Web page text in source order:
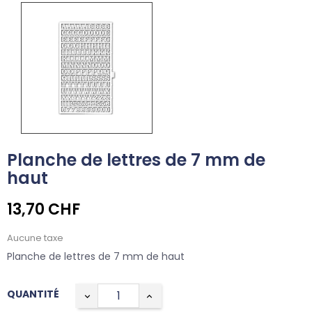
Planche de lettres de 7 mm de
haut
13,70 CHF
Aucune taxe
Planche de lettres de 7 mm de haut
QUANTITÉ